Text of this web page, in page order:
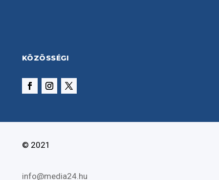
KÖZÖSSÉGI
© 2021
info@media24.hu